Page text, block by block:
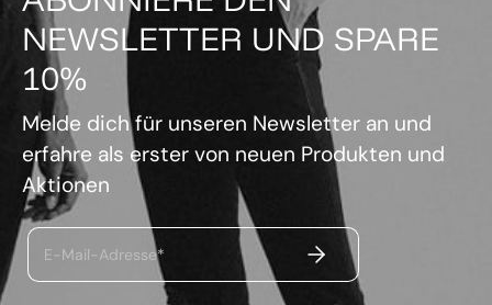
NEWSLETTER UND SPARE
10%
Melde dich für unseren Newsletter an und
erfahre als erster von neuen Produkten und
Aktionen
E-Mail-Adresse* ABSENDEN